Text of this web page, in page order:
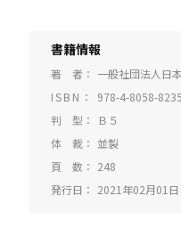
書籍情報
著 者
一般社団法人日
ISBN
978-4-8058-
判 型
Ｂ５
体 裁
並製
頁 数
248
発行日
2021年02月01日